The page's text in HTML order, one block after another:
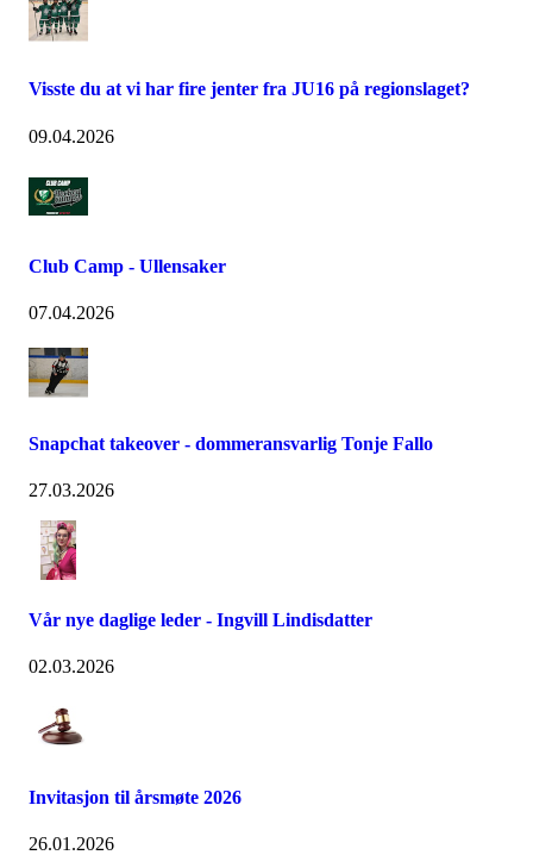
Visste du at vi har fire jenter fra JU16 på regionslaget?
09.04.2026
Club Camp - Ullensaker
07.04.2026
Snapchat takeover - dommeransvarlig Tonje Fallo
27.03.2026
Vår nye daglige leder - Ingvill Lindisdatter
02.03.2026
Invitasjon til årsmøte 2026
26.01.2026